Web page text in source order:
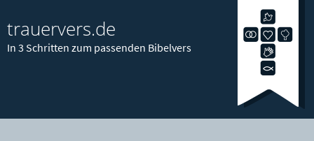
trauervers.de
In 3 Schritten zum passenden Bibelvers